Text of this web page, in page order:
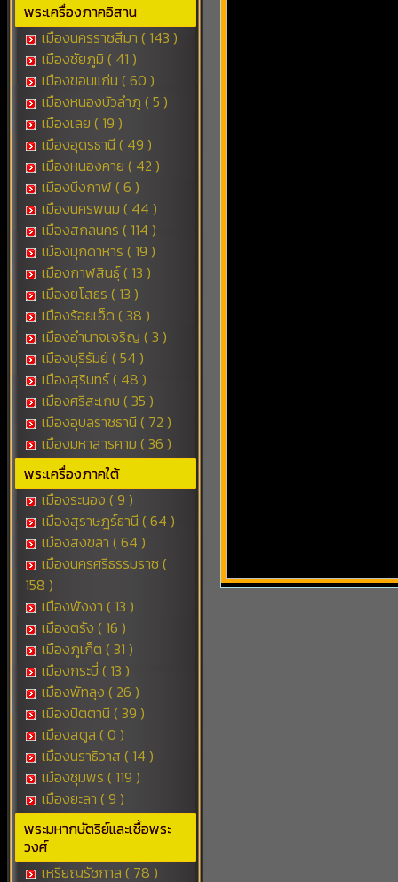
พระเครื่องภาคอิสาน
เมืองนครราชสีมา ( 143 )
เมืองชัยภูมิ ( 41 )
เมืองขอนแก่น ( 60 )
เมืองหนองบัวลำภู ( 5 )
เมืองเลย ( 19 )
เมืองอุดรธานี ( 49 )
เมืองหนองคาย ( 42 )
เมืองบึงกาฬ ( 6 )
เมืองนครพนม ( 44 )
เมืองสกลนคร ( 114 )
เมืองมุกดาหาร ( 19 )
เมืองกาฬสินธุ์ ( 13 )
เมืองยโสธร ( 13 )
เมืองร้อยเอ็ด ( 38 )
เมืองอำนาจเจริญ ( 3 )
เมืองบุรีรัมย์ ( 54 )
เมืองสุรินทร์ ( 48 )
เมืองศรีสะเกษ ( 35 )
เมืองอุบลราชธานี ( 72 )
เมืองมหาสารคาม ( 36 )
พระเครื่องภาคใต้
เมืองระนอง ( 9 )
เมืองสุราษฎร์ธานี ( 64 )
เมืองสงขลา ( 64 )
เมืองนครศรีธรรมราช (
158 )
เมืองพังงา ( 13 )
เมืองตรัง ( 16 )
เมืองภูเก็ต ( 31 )
เมืองกระบี่ ( 13 )
เมืองพัทลุง ( 26 )
เมืองปัตตานี ( 39 )
เมืองสตูล ( 0 )
เมืองนราธิวาส ( 14 )
เมืองชุมพร ( 119 )
เมืองยะลา ( 9 )
พระมหากษัตริย์และเชื้อพระ
วงศ์
เหรียญรัชกาล ( 78 )